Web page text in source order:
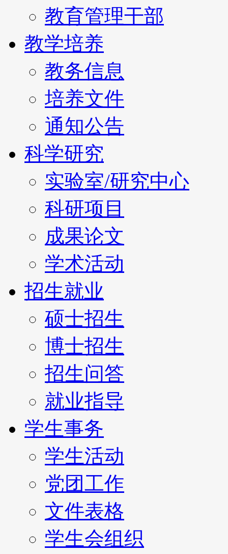
教育管理干部
教学培养
教务信息
培养文件
通知公告
科学研究
实验室/研究中心
科研项目
成果论文
学术活动
招生就业
硕士招生
博士招生
招生问答
就业指导
学生事务
学生活动
党团工作
文件表格
学生会组织